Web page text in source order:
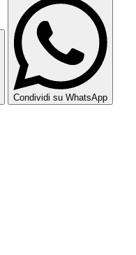
Condividi su WhatsApp